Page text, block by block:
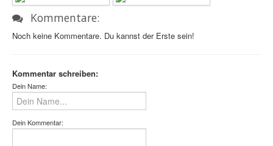
Kommentare:
Noch keine Kommentare. Du kannst der Erste sein!
Kommentar schreiben:
Dein Name:
Dein Kommentar: